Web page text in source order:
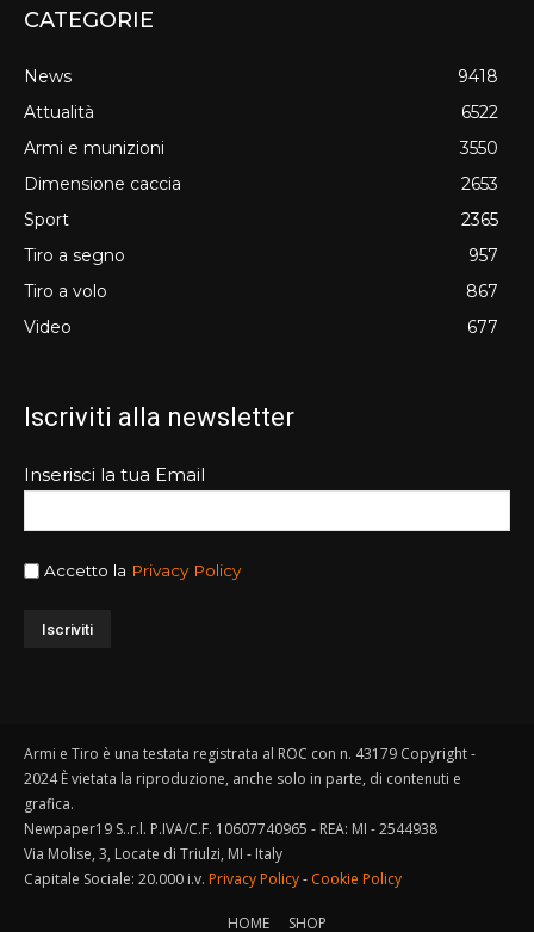
CATEGORIE
News
9418
Attualità
6522
Armi e munizioni
3550
Dimensione caccia
2653
Sport
2365
Tiro a segno
957
Tiro a volo
867
Video
677
Iscriviti alla newsletter
Inserisci la tua Email
Accetto la Privacy Policy
Armi e Tiro è una testata registrata al ROC con n. 43179 Copyright -
2024 È vietata la riproduzione, anche solo in parte, di contenuti e
grafica.
Newpaper19 S..r.l. P.IVA/C.F. 10607740965 - REA: MI - 2544938
Via Molise, 3, Locate di Triulzi, MI - Italy
Capitale Sociale: 20.000 i.v. Privacy Policy- Cookie Policy
HOME SHOP